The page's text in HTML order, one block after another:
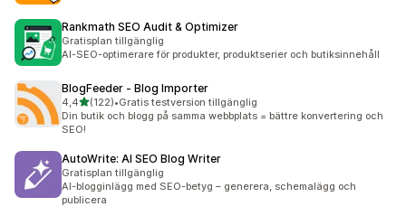
Rankmath SEO Audit & Optimizer
Gratisplan tillgänglig
AI-SEO-optimerare för produkter, produktserier och butiksinnehåll
BlogFeeder ‑ Blog Importer
4,4av 5 stjärnor
(122)
122 recensioner totalt
•Gratis testversion tillgänglig
Din butik och blogg på samma webbplats = bättre konvertering och
SEO!
AutoWrite: AI SEO Blog Writer
Gratisplan tillgänglig
AI-blogginlägg med SEO-betyg – generera, schemalägg och
publicera